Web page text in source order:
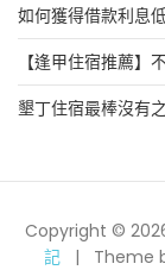
如何獲得借款利息
【逢甲住宿推薦】
墾丁住宿最棒沒有
Copyright ©
記
Theme